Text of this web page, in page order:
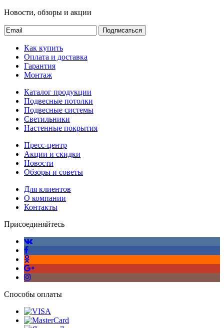
Новости, обзоры и акции
Подписаться
Как купить
Оплата и доставка
Гарантия
Монтаж
Каталог продукции
Подвесные потолки
Подвесные системы
Светильники
Настенные покрытия
Пресс-центр
Акции и скидки
Новости
Обзоры и советы
Для клиентов
О компании
Контакты
Присоединяйтесь
Способы оплаты